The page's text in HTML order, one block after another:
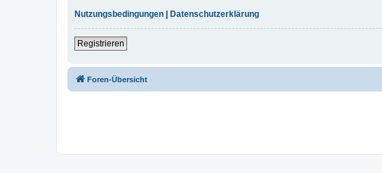
Nutzungsbedingungen | Datenschutzerklärung
Registrieren
Foren-Übersicht